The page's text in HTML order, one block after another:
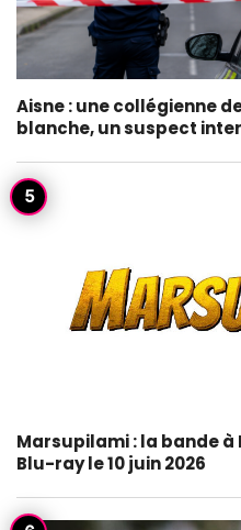
Aisne : une collégienne
blanche, un suspect
Marsupilami : la bande à
Blu-ray le 10 juin 2026